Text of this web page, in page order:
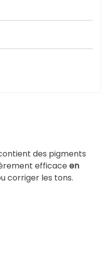
des pigments
efficaceen
corriger les tons.